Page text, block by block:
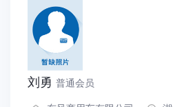
刘勇 普通会员